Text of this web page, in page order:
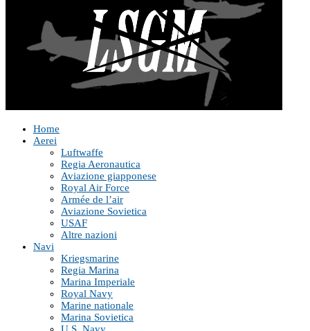
Home
Aerei
Luftwaffe
Regia Aeronautica
Aviazione giapponese
Royal Air Force
Armée de l’air
Aviazione Sovietica
USAF
Altre nazioni
Navi
Kriegsmarine
Regia Marina
Marina Imperiale
Royal Navy
Marine nationale
Marina Sovietica
U.S. Navy